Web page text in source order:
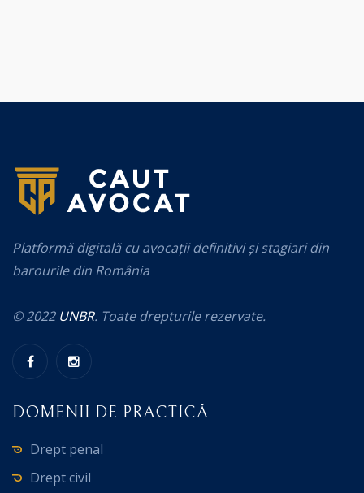
Platformă digitală cu avocații definitivi și stagiari din
barourile din România
© 2022 UNBR. Toate drepturile rezervate.
DOMENII DE PRACTICĂ
Drept penal
Drept civil